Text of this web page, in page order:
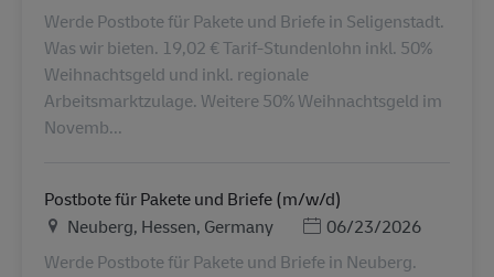
Werde Postbote für Pakete und Briefe in Seligenstadt.
Was wir bieten. 19,02 € Tarif-Stundenlohn inkl. 50%
Weihnachtsgeld und inkl. regionale
Arbeitsmarktzulage. Weitere 50% Weihnachtsgeld im
Novemb...
Postbote für Pakete und Briefe (m/w/d)
Ubicación
Neuberg, Hessen, Germany Posted Date
06/23/2026
Werde Postbote für Pakete und Briefe in Neuberg.